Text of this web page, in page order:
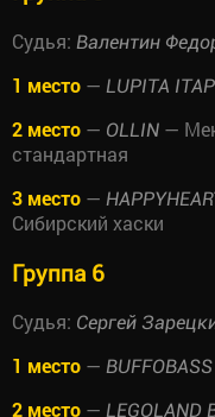
Судья: Валентин
1 место — LUPITA
2 место — OLLIN —
стандартная
3 место —
Сибирский хаски
Группа 6
Судья: Сергей
1 место —
2 место — LEGOLAND